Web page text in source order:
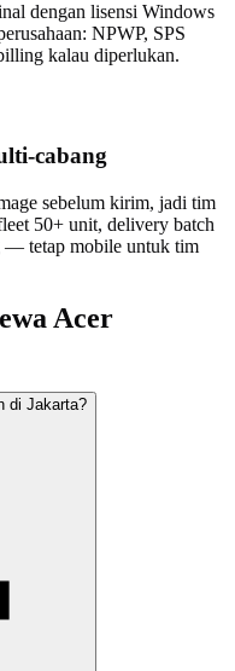
dengan lisensi Windows
NPWP, SPS
kalau diperlukan.
cabang
sebelum kirim, jadi tim
50+ unit, delivery batch
— tetap mobile untuk tim
Acer
di Jakarta?